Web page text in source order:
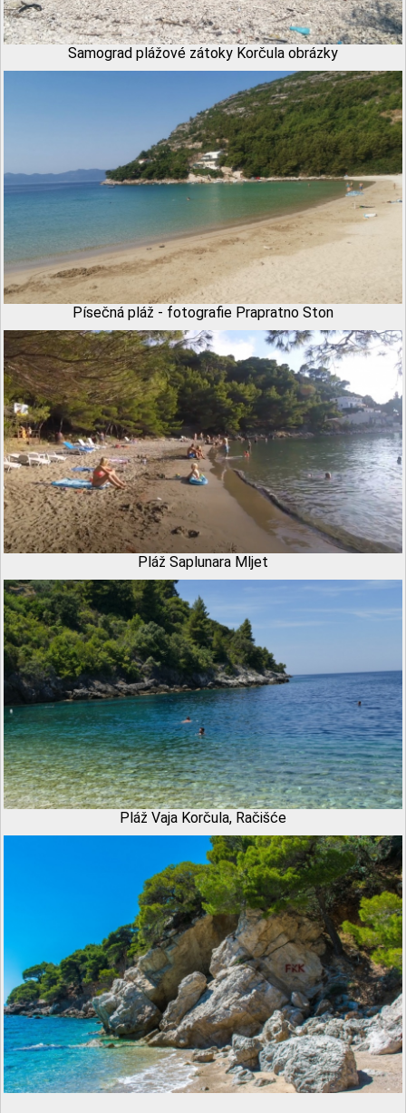
Samograd plážové zátoky Korčula obrázky
Písečná pláž - fotografie Prapratno Ston
Pláž Saplunara Mljet
Pláž Vaja Korčula, Račišće